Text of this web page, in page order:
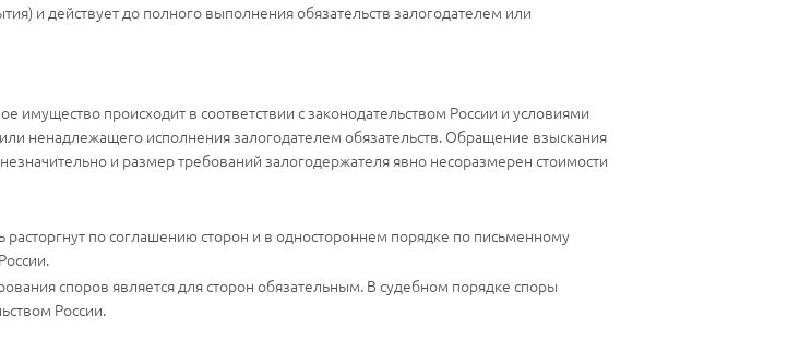
и действует до полного выполнения обязательств залогодателем или
происходит в соответствии с законодательством России и условиями
ненадлежащего исполнения залогодателем обязательств. Обращение взыскания
и размер требований залогодержателя явно несоразмерен стоимости
по соглашению сторон и в одностороннем порядке по письменному
споров является для сторон обязательным. В судебном порядке споры
России.